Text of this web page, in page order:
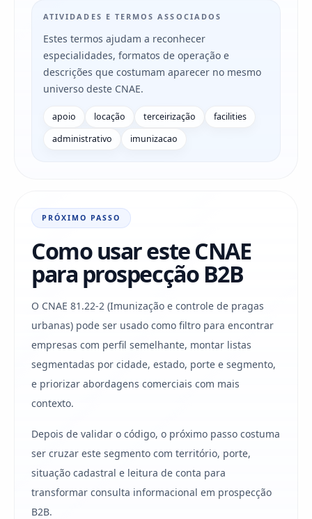
ATIVIDADES E TERMOS ASSOCIADOS
Estes termos ajudam a reconhecer
especialidades, formatos de operação e
descrições que costumam aparecer no mesmo
universo deste CNAE.
apoio locação terceirização
facilities
administrativo
imunizacao
PRÓXIMO PASSO
Como usar este CNAE
para prospecção B2B
O CNAE 81.22-2 (Imunização e controle de pragas
urbanas) pode ser usado como filtro para encontrar
empresas com perfil semelhante, montar listas
segmentadas por cidade, estado, porte e segmento,
e priorizar abordagens comerciais com mais
contexto.
Depois de validar o código, o próximo passo costuma
ser cruzar este segmento com território, porte,
situação cadastral e leitura de conta para
transformar consulta informacional em prospecção
B2B.